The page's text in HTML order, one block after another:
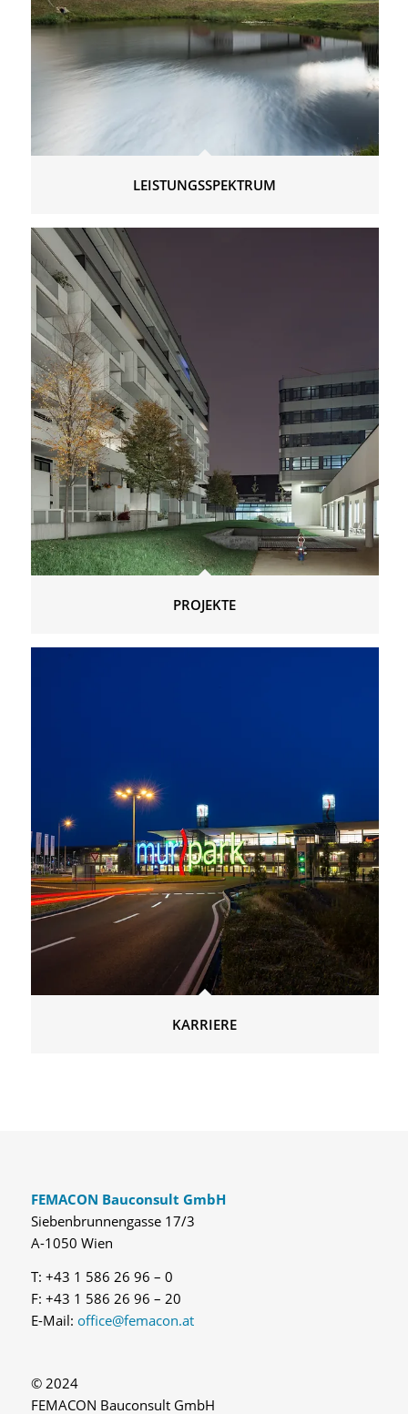
LEISTUNGSSPEKTRUM
PROJEKTE
KARRIERE
FEMACON Bauconsult GmbH
Siebenbrunnengasse 17/3
A-1050 Wien
T: +43 1 586 26 96 – 0
F: +43 1 586 26 96 – 20
E-Mail: office@femacon.at
© 2024
FEMACON Bauconsult GmbH